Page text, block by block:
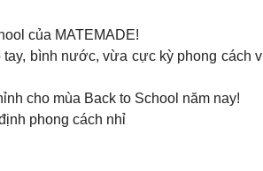
của MATEMADE!
bình nước, vừa cực kỳ phong cách v
cho mùa Back to School năm nay!
phong cách nhỉ